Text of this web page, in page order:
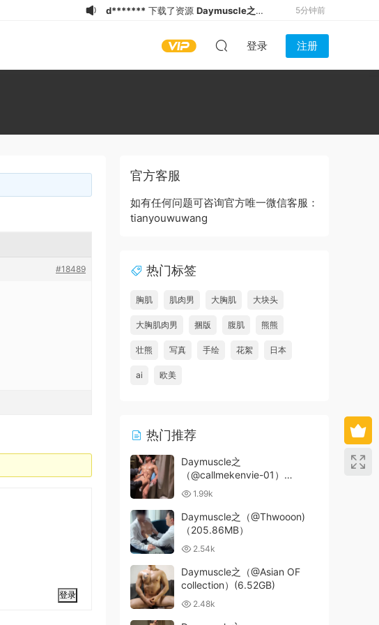
登录 注册
d******* 下载了资源 Daymuscle之
5分钟前
既婚ノンケX Married Straight X）
（27.9GB）
下载了资源 Daymuscle之
（@既婚ノンケX Married Straight X）
7分钟前
s****a下载了资源Daymuscle之
7分钟前
(@Museumans-@Museuman）
x**c下载了资源Daymuscle之（@既
（27.9GB）
10分钟前
(@Museumans-@Museuman）
d*******下载了资源
（@BoundHeroSM Tiger）
（7.58GB）
d*******下载了资源Daymuscle之
（@thaihunk）（9.34GB）
3分钟前
#18489
登录
官方客服
如有任何问题可咨询官方唯一微信客服：
tianyouwuwang
热门标签
胸肌 肌肉男 大胸肌 大块头
大胸肌肉男 捆版 腹肌 熊熊
壮熊 写真 手绘 花絮 日本
ai 欧美
热门推荐
Daymuscle之
（@callmekenvie-01）
(12.5GB)
1.99k
Daymuscle之（@Thwooon)
（205.86MB）
2.54k
Daymuscle之（@Asian OF
collection）(6.52GB)
2.48k